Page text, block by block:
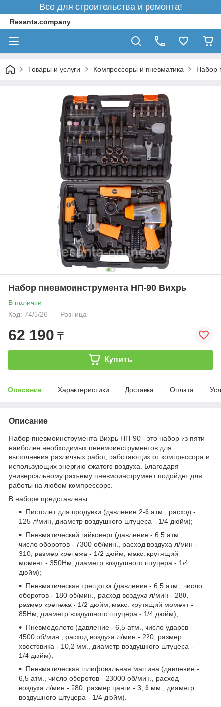
Все для строительства и ремонта!
Resanta.company
Товары и услуги Компрессоры и пневматика Набор
Набор пневмоинструмента НП-90 Вихрь
В наличии
Код: 74/3/26
Розница
62 190 ₸
Купить
Описание Характеристики Доставка Оплата
Описание
Набор пневмоинструмента Вихрь НП-90 - это набор из пяти
наиболее необходимых пневмоинструментов для
выполнения различных работ, работающих от компрессора и
использующих энергию сжатого воздуха. Благодаря
универсальному разъему пневмоинструмент подойдет для
работы на любом компрессоре.
В наборе представлены:
Пистолет для продувки (давление 2-6 атм., расход -
125 л/мин, диаметр воздушного штуцера - 1/4 дюйм);
Пневматический гайковерт (давление - 6,5 атм.,
число оборотов - 7300 об/мин., расход воздуха л/мин -
310, размер крепежа - 1/2 дюйм, макс. крутящий
момент - 350Нм, диаметр воздушного штуцера - 1/4
дюйм);
Пневматическая трещотка (давление - 6,5 атм., число
оборотов - 180 об/мин., расход воздуха л/мин - 280,
размер крепежа - 1/2 дюйм, макс. крутящий момент -
85Нм, диаметр воздушного штуцера - 1/4 дюйм);
Пневмодолото (давление - 6,5 атм., число ударов -
4500 об/мин., расход воздуха л/мин - 220, размер
хвостовика - 10,2 мм., диаметр воздушного штуцера -
1/4 дюйм);
Пневматическая шлифовальная машина (давление -
6,5 атм., число оборотов - 23000 об/мин., расход
воздуха л/мин - 280, размер цанги - 3; 6 мм., диаметр
воздушного штуцера - 1/4 дюйм).